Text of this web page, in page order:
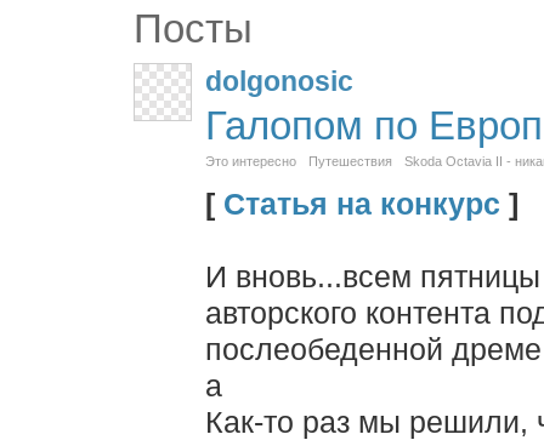
Посты
dolgonosic
Галопом по
Это интересно Путешествия Skoda Octavia II -
[ Статья на конкурс ]
И вновь...всем
авторского контента
послеобеденной
а
Как-то раз мы решили,